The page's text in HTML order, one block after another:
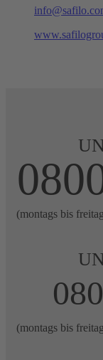
(montags bis
(montags bis